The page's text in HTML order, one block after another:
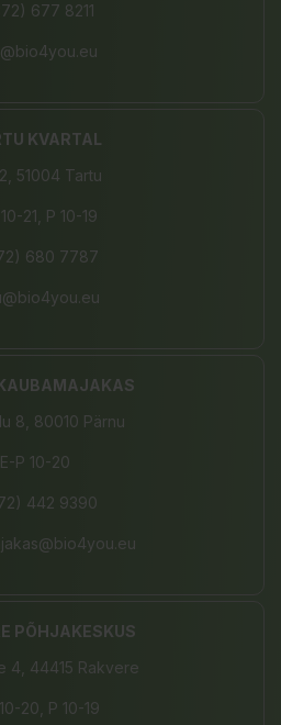
677 8211
KVARTAL
51004 Tartu
21, P 10-19
680 7787
8, 80010 Pärnu
E-P 10-20
442 9390
PÕHJAKESKUS
4, 44415 Rakvere
20, P 10-19